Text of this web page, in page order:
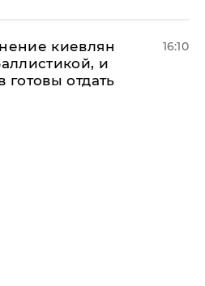
киевлян
и
готовы отдать
16:10